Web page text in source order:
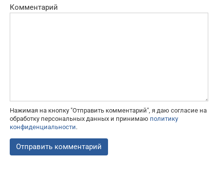
Комментарий
Нажимая на кнопку "Отправить комментарий", я даю согласие на
обработку персональных данных и принимаю политику
конфиденциальности.